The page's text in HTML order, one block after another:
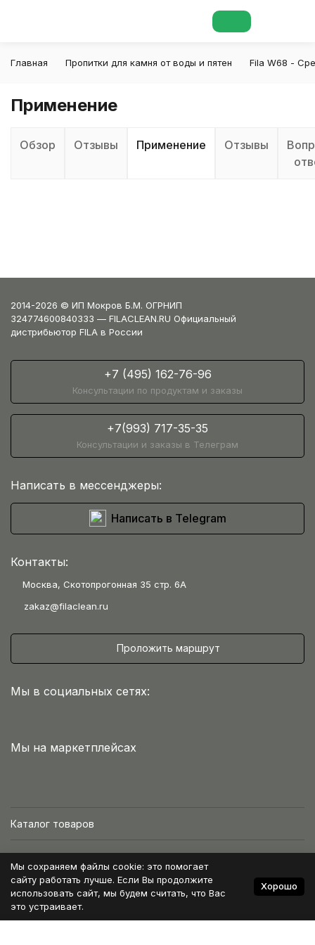
Главная Пропитки для камня от воды и пятен Fila W68 -
Применение
Обзор Отзывы Применение Отзывы
2014-2026 © ИП Мокров Б.М. ОГРНИП
324774600840333 — FILACLEAN.RU Официальный
дистрибьютор FILA в России
+7 (495) 162-76-96
Консультации по продуктам и заказы
+7(993) 717-35-35
Консультации и заказы в Телеграм
Написать в мессенджеры:
Написать в Telegram
Контакты:
Москва, Скотопрогонная 35 стр. 6А
zakaz@filaclean.ru
Проложить маршрут
Мы в социальных сетях:
Мы на маркетплейсах
Каталог товаров
Интернет-магазин
Условия работы
Мы сохраняем файлы cookie: это помогает
сайту работать лучше. Если Вы продолжите
использовать сайт, мы будем считать, что Вас
это устраивает.
Хорошо